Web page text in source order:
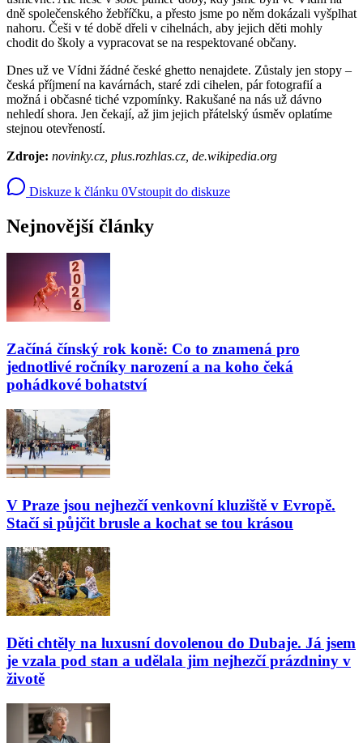
dně společenského žebříčku, a přesto jsme po něm dokázali vyšplhat
nahoru. Češi v té době dřeli v cihelnách, aby jejich děti mohly
chodit do školy a vypracovat se na respektované občany.
Dnes už ve Vídni žádné české ghetto nenajdete. Zůstaly jen stopy –
česká příjmení na kavárnách, staré zdi cihelen, pár fotografií a
možná i občasné tiché vzpomínky. Rakušané na nás už dávno
nehledí shora. Jen čekají, až jim jejich přátelský úsměv oplatíme
stejnou otevřeností.
Zdroje: novinky.cz, plus.rozhlas.cz, de.wikipedia.org
Diskuze k článku 0Vstoupit do diskuze
Nejnovější články
Začíná čínský rok koně: Co to znamená pro
jednotlivé ročníky narození a na koho čeká
pohádkové bohatství
V Praze jsou nejhezčí venkovní kluziště v Evropě.
Stačí si půjčit brusle a kochat se tou krásou
Děti chtěly na luxusní dovolenou do Dubaje. Já jsem
je vzala pod stan a udělala jim nejhezčí prázdniny v
životě